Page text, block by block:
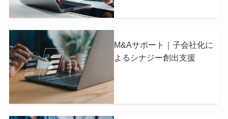
M&Aサポート｜子会社化に
よるシナジー創出支援